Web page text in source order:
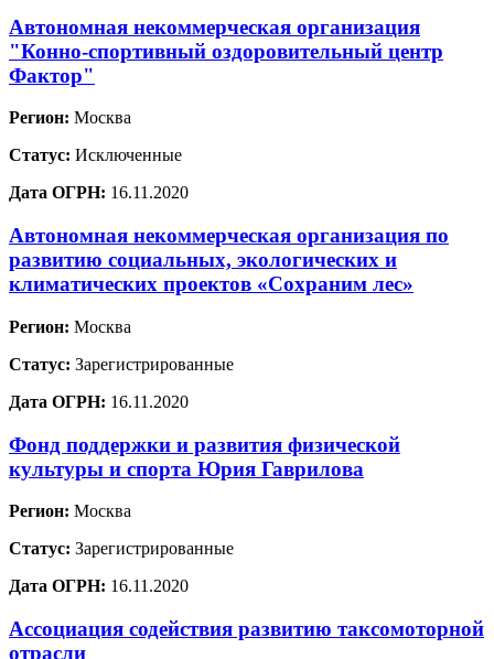
Автономная некоммерческая организация
"Конно-спортивный оздоровительный центр
Фактор"
Регион: Москва
Статус: Исключенные
Дата ОГРН: 16.11.2020
Автономная некоммерческая организация по
развитию социальных, экологических и
климатических проектов «Сохраним лес»
Регион: Москва
Статус: Зарегистрированные
Дата ОГРН: 16.11.2020
Фонд поддержки и развития физической
культуры и спорта Юрия Гаврилова
Регион: Москва
Статус: Зарегистрированные
Дата ОГРН: 16.11.2020
Ассоциация содействия развитию таксомоторной
отрасли